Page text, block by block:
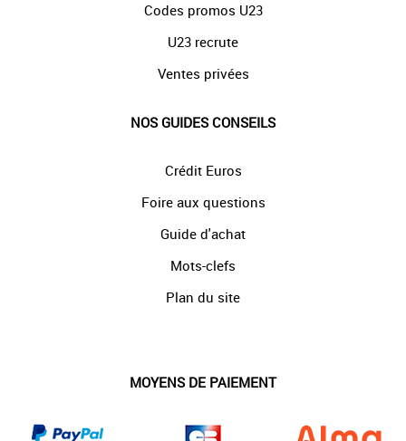
Codes promos U23
U23 recrute
Ventes privées
NOS GUIDES CONSEILS
Crédit Euros
Foire aux questions
Guide d'achat
Mots-clefs
Plan du site
MOYENS DE PAIEMENT